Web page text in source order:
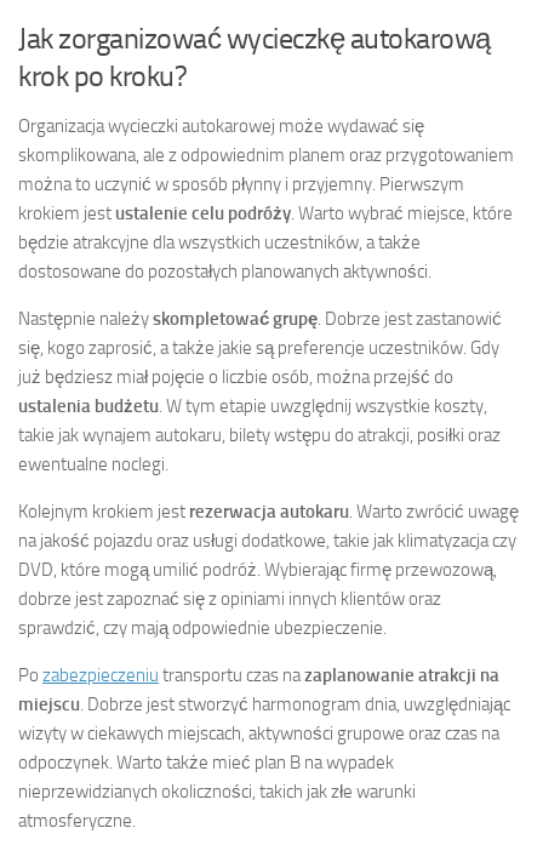
Jak zorganizować wycieczkę autokarową
krok po kroku?
Organizacja wycieczki autokarowej może wydawać się
skomplikowana, ale z odpowiednim planem oraz przygotowaniem
można to uczynić w sposób płynny i przyjemny. Pierwszym
krokiem jest ustalenie celu podróży. Warto wybrać miejsce, które
będzie atrakcyjne dla wszystkich uczestników, a także
dostosowane do pozostałych planowanych aktywności.
Następnie należyskompletować grupę. Dobrze jest zastanowić
się, kogo zaprosić, a także jakie są preferencje uczestników. Gdy
już będziesz miał pojęcie o liczbie osób, można przejść do
ustalenia budżetu. W tym etapie uwzględnij wszystkie koszty,
takie jak wynajem autokaru, bilety wstępu do atrakcji, posiłki oraz
ewentualne noclegi.
Kolejnym krokiem jest rezerwacja autokaru. Warto zwrócić uwagę
na jakość pojazdu oraz usługi dodatkowe, takie jak klimatyzacja czy
DVD, które mogą umilić podróż. Wybierając firmę przewozową,
dobrze jest zapoznać się z opiniami innych klientów oraz
sprawdzić, czy mają odpowiednie ubezpieczenie.
Po zabezpieczeniu transportu czas nazaplanowanie atrakcji na
miejscu. Dobrze jest stworzyć harmonogram dnia, uwzględniając
wizyty w ciekawych miejscach, aktywności grupowe oraz czas na
odpoczynek. Warto także mieć plan B na wypadek
nieprzewidzianych okoliczności, takich jak złe warunki
atmosferyczne.